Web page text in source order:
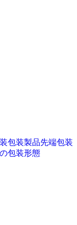
包装製品先端包装
包装形態